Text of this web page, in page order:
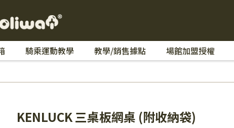
騎乘運動教學 教學/銷售據點 場館加盟授權
KENLUCK 三桌板網桌 (附收納袋)